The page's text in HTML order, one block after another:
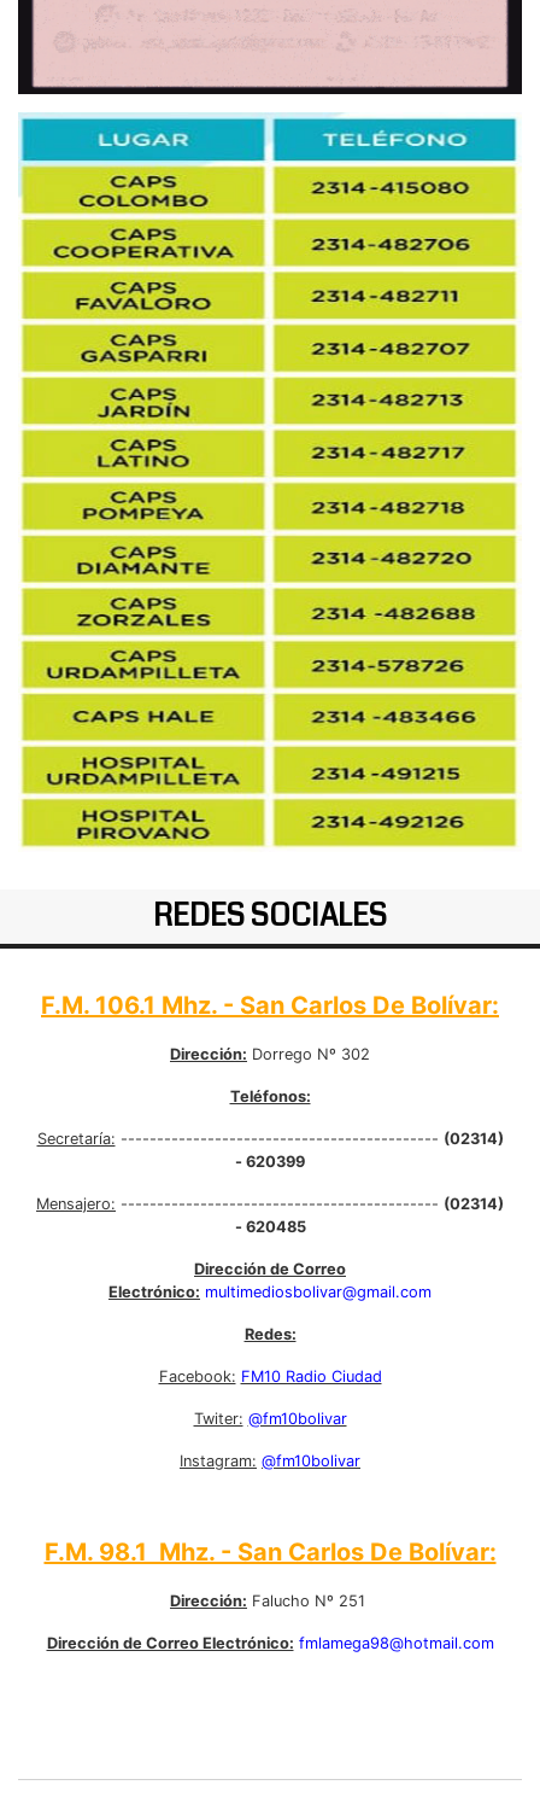
REDES SOCIALES
F.M. 106.1 Mhz. - San Carlos De Bolívar:
Dirección: Dorrego Nº 302
Teléfonos:
Secretaría: -------------------------------------------- (02314)
- 620399
Mensajero: -------------------------------------------- (02314)
- 620485
Dirección de Correo
Electrónico: multimediosbolivar@gmail.com
Redes:
Facebook: FM10 Radio Ciudad
Twiter: @fm10bolivar
Instagram: @fm10bolivar
F.M. 98.1 Mhz. - San Carlos De Bolívar:
Dirección: Falucho Nº 251
Dirección de Correo Electrónico: fmlamega98@hotmail.com